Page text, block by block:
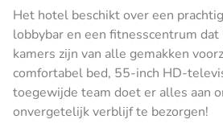
Het hotel beschikt over een
lobbybar en een fitnesscentrum
kamers zijn van alle gemakken
comfortabel bed, 55-inch HD-
toegewijde team doet er alles aan
onvergetelijk verblijf te bezorgen!